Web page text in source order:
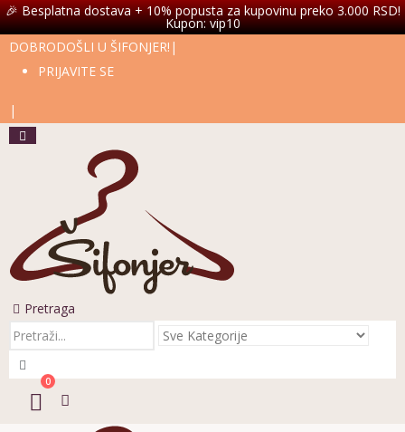
🎉 Besplatna dostava + 10% popusta za kupovinu preko 3.000 RSD!
Kupon: vip10
DOBRODOŠLI U ŠIFONJER! |
PRIJAVITE SE
|
Pretraga
0